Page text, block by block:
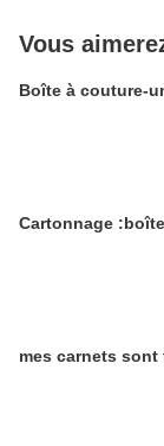
Vous
Boîte à couture-
Cartonnage
mes carnets sont